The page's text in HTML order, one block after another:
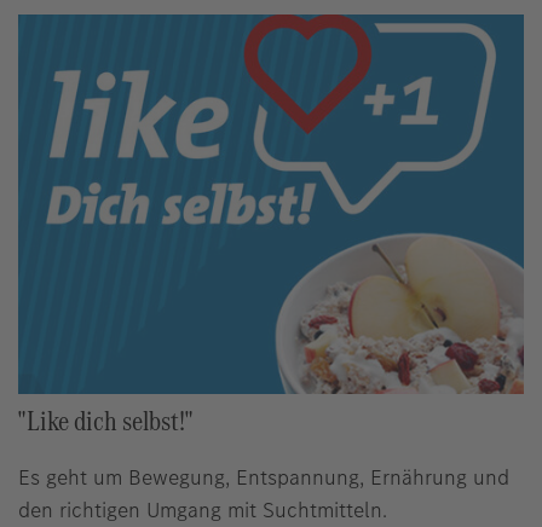
"Like dich selbst!"
Es geht um Bewegung, Entspannung, Ernährung und
den richtigen Umgang mit Suchtmitteln.